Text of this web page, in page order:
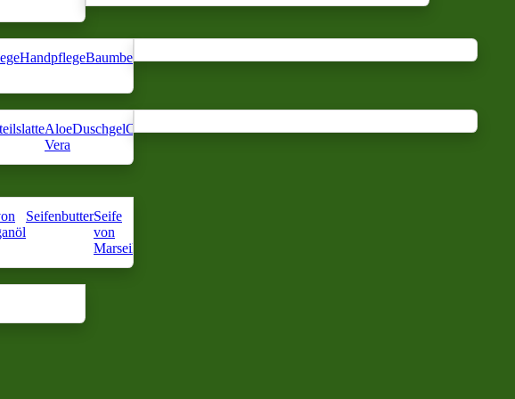
HandpflegeBaumbestandMassageölAmbientAnti-
Geräuschentwicklung
Aloe
Vera
DuschgelCorpGesichtspflegeKörperpflegeHaarpflegeHandpflege
SeifenbutterSeife
von
Marseille